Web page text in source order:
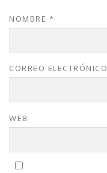
NOMBRE *
CORREO ELECTRÓNICO
WEB